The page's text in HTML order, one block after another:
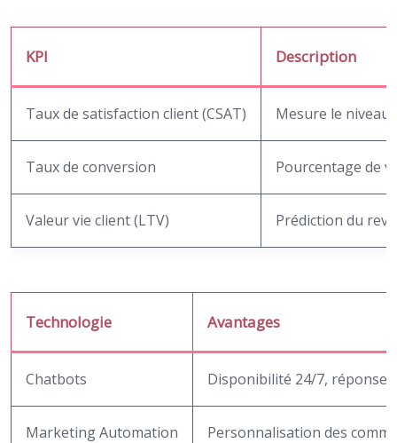
KPI Description
Taux de satisfaction client (CSAT) Mesure le niveau
Taux de conversion Pourcentage de
Valeur vie client (LTV) Prédiction du
Technologie Avantages
Chatbots Disponibilité 24/7, réponse
Marketing Automation Personnalisation des